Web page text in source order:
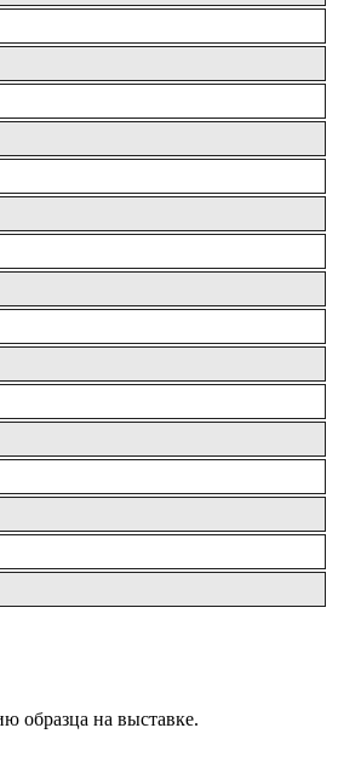
образца на выставке.